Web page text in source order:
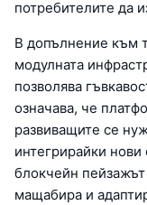
потребителите да
В допълнение към
модулната
позволява
означава, че
развиващите се
интегрирайки
блокчейн
мащабира и